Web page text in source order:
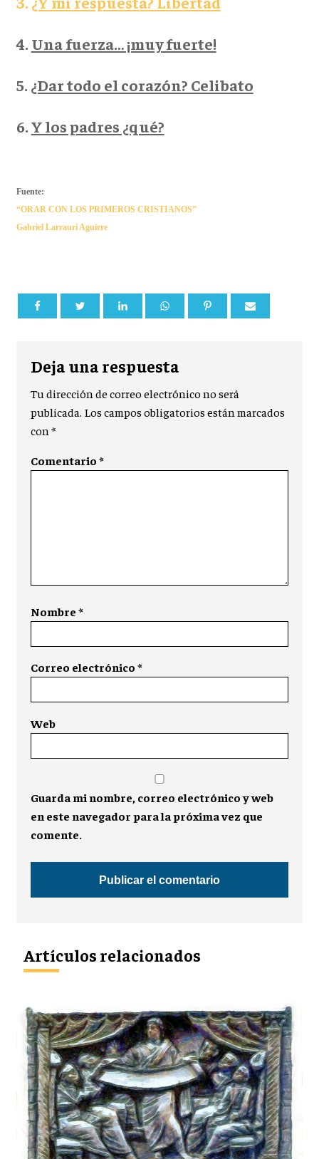
4. Una fuerza… ¡muy fuerte!
5. ¿Dar todo el corazón? Celibato
6.Y los padres ¿qué?
Fuente:
“ORAR CON LOS PRIMEROS CRISTIANOS”
Gabriel Larrauri Aguirre
Deja una respuesta
Tu dirección de correo electrónico no será
publicada. Los campos obligatorios están marcados
con*
Comentario*
Nombre*
Correo electrónico*
Web
Guarda mi nombre, correo electrónico y web
en este navegador para la próxima vez que
comente.
Artículos relacionados